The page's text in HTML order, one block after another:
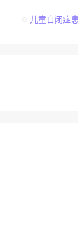
儿童自闭症